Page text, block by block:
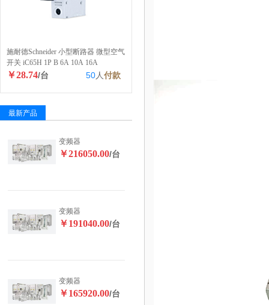
施耐德Schneider 小型断路器 微型空气
开关 iC65H 1P B 6A 10A 16A
￥28.74/台 50人付款
最新产品
变频器
￥216050.00/台
变频器
￥191040.00/台
变频器
￥165920.00/台